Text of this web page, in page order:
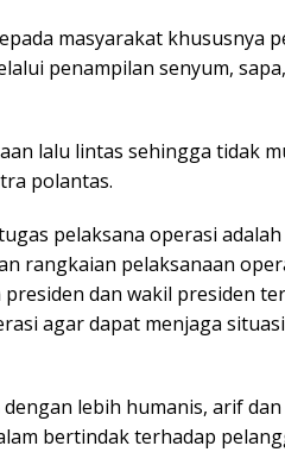
masyarakat khususnya
penampilan senyum,
lalu lintas sehingga tidak
polantas.
pelaksana operasi
rangkaian pelaksanaan
dan wakil presiden
agar dapat menjaga
lebih humanis, arif
bertindak terhadap